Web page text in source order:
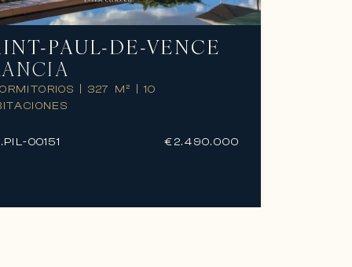
PAUL-DE-VENCE
327 M²
10
PIL-00151 €2.490.000